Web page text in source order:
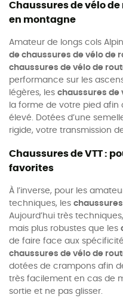
Chaussures de vélo
en montagne
Amateur de longs cols
de chaussures de vélo de
chaussures de vélo de
performance sur les
légères, les chaussures de
la forme de votre pied
élevé. Dotées d’une
rigide, votre transmission
Chaussures de VTT :
favorites
À l’inverse, pour les
techniques, les chaussures
Aujourd’hui très
mais plus robustes que les
de faire face aux
chaussures de vélo de
dotées de crampons afin
très facilement en cas de
sortie et ne pas glisser.